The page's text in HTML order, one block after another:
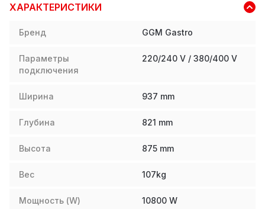
ХАРАКТЕРИСТИКИ
Бренд GGM Gastro
Параметры
подключения
220/240 V / 380/400 V
Ширина 937 mm
Глубина 821 mm
Высота 875 mm
Вес 107kg
Мощность (W) 10800 W